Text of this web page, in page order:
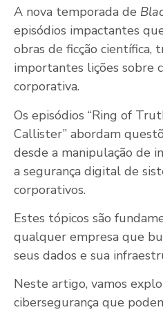
A nova temporada de
episódios impactantes
obras de ficção científica,
importantes lições sobre
corporativa.
Os episódios “Ring of
Callister” abordam
desde a manipulação de
a segurança digital de
corporativos.
Estes tópicos são
qualquer empresa que
seus dados e sua
Neste artigo, vamos
cibersegurança que